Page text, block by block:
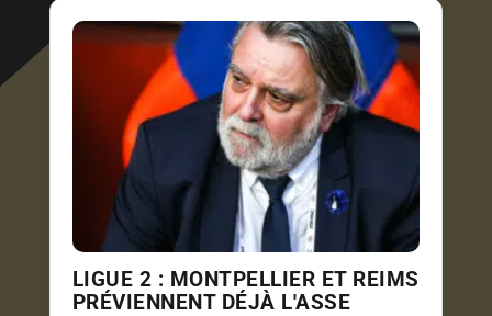
LIGUE 2 : MONTPELLIER ET REIMS
PRÉVIENNENT DÉJÀ L'ASSE